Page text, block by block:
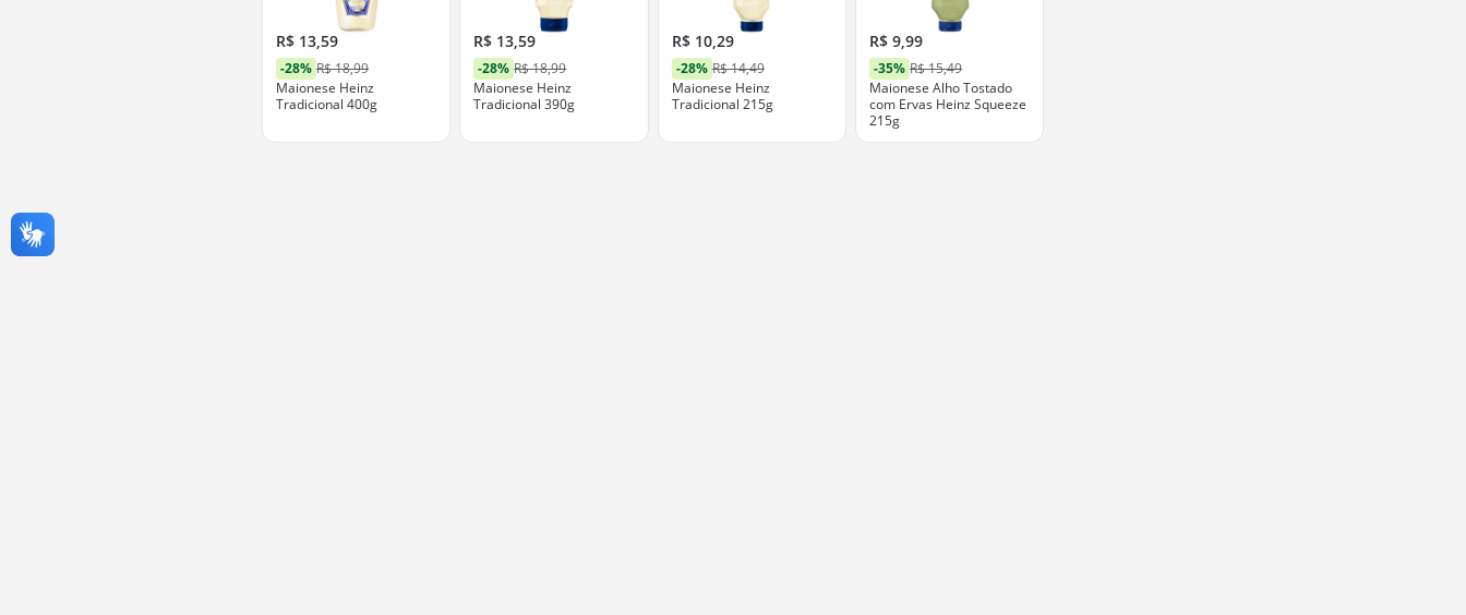
R$ 13,59
-28% R$ 18,99
Maionese Heinz
Tradicional 400g
R$ 13,59
-28% R$ 18,99
Maionese Heinz
Tradicional 390g
R$ 10,29
-28% R$ 14,49
Maionese Heinz
Tradicional 215g
R$ 9,99
-35% R$ 15,49
Maionese Alho Tostado
com Ervas Heinz Squeeze
215g